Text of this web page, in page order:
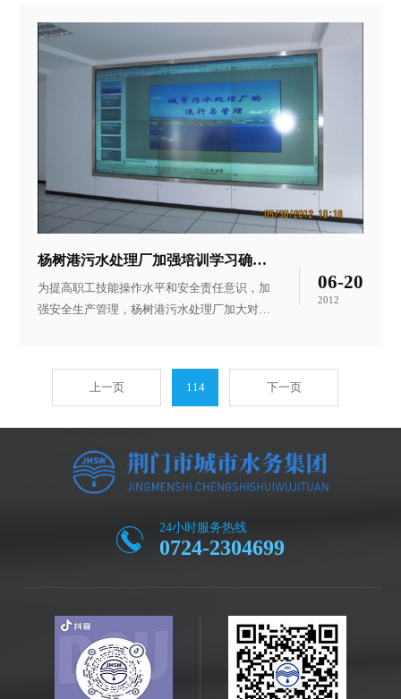
面的情况，总结了优点与不足并表示在未来的
工作中会继续保持充沛的热情、积极的态度和
强烈的责任感，不断努力创新，更好地为污水
处理厂发展做出贡献。
杨树港污水处理厂加强培训学习确保安全生产
为提高职工技能操作水平和安全责任意识，加
强安全生产管理，杨树港污水处理厂加大对职
识和《湖北省污水处理厂考核管理细则》、
《城市污水处理厂的运行与管理》培训，对提
负责的方式，根据培训内容，结合污水处理厂
实际情况，各分管负责人按照学习计划对员工
训的质量。在学习实践中，员工用心学习理论
知识、积极进行操作演习，各项技能均得到了
06-20
2012
上一页 114 下一页
24小时服务热线
0724-2304699